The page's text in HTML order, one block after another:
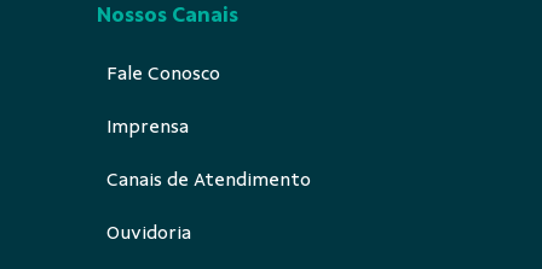
Nossos Canais
Fale Conosco
Imprensa
Canais de Atendimento
Ouvidoria